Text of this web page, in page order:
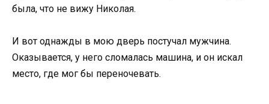
была, что не вижу Николая.
И вот однажды в мою дверь постучал мужчина.
Оказывается, у него сломалась машина, и он искал
место, где мог бы переночевать.